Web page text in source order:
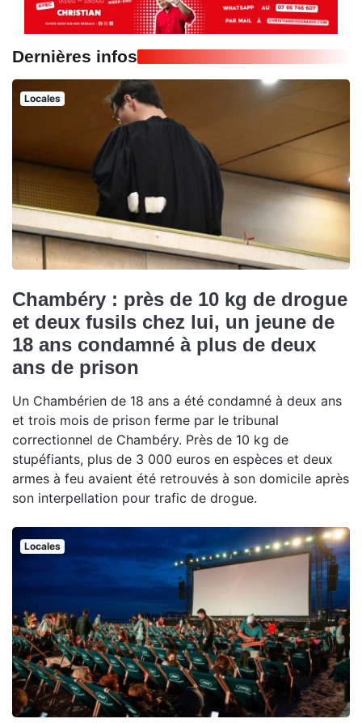
Dernières infos
Locales
Chambéry : près de 10 kg de drogue
et deux fusils chez lui, un jeune de
18 ans condamné à plus de deux
ans de prison
Un Chambérien de 18 ans a été condamné à deux ans
et trois mois de prison ferme par le tribunal
correctionnel de Chambéry. Près de 10 kg de
stupéfiants, plus de 3 000 euros en espèces et deux
armes à feu avaient été retrouvés à son domicile après
son interpellation pour trafic de drogue.
Locales